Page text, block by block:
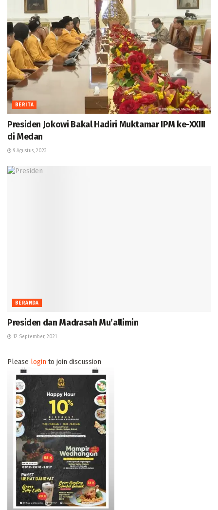
BERITA
Presiden Jokowi Bakal Hadiri Muktamar IPM ke-XXIII
di Medan
9 Agustus, 2023
BERANDA
Presiden dan Madrasah Mu’allimin
12 September, 2021
Please login to join discussion